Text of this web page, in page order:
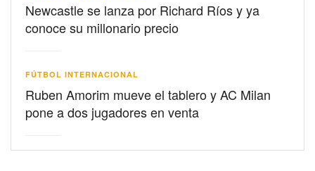
Newcastle se lanza por Richard Ríos y ya
conoce su millonario precio
FÚTBOL INTERNACIONAL
Ruben Amorim mueve el tablero y AC Milan
pone a dos jugadores en venta